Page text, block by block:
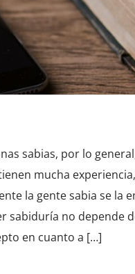
sabias, por lo
mucha
la gente sabia se la
sabiduría no depende
en cuanto a […]